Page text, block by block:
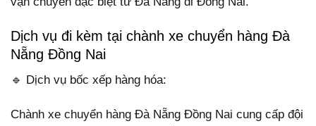
Dịch vụ đi kèm tại chành xe chuyển hàng Đà
Nẵng Đồng Nai
🔹 Dịch vụ bốc xếp hàng hóa:
Chành xe chuyển hàng Đà Nẵng Đồng Nai cung cấp đội